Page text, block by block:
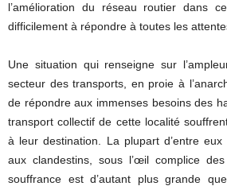
l’amélioration du réseau routier dans
difficilement à répondre à toutes les
Une situation qui renseigne sur
secteur des transports, en proie à
de répondre aux immenses besoins des
transport collectif de cette localité
à leur destination. La plupart d’entre
aux clandestins, sous l’œil complice
souffrance est d’autant plus grande